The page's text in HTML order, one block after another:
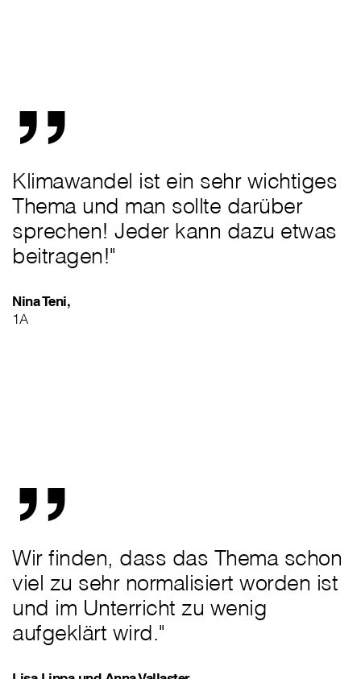
„
Klimawandel ist ein sehr wichtiges
Thema und man sollte darüber
sprechen! Jeder kann dazu etwas
beitragen!"
Nina Teni,
1A
„
Wir finden, dass das Thema schon
viel zu sehr normalisiert worden ist
und im Unterricht zu wenig
aufgeklärt wird."